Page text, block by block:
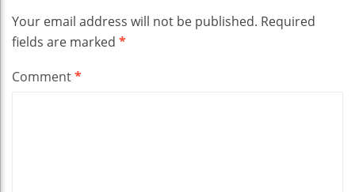
Your email address will not be published. Required
fields are marked *
Comment*